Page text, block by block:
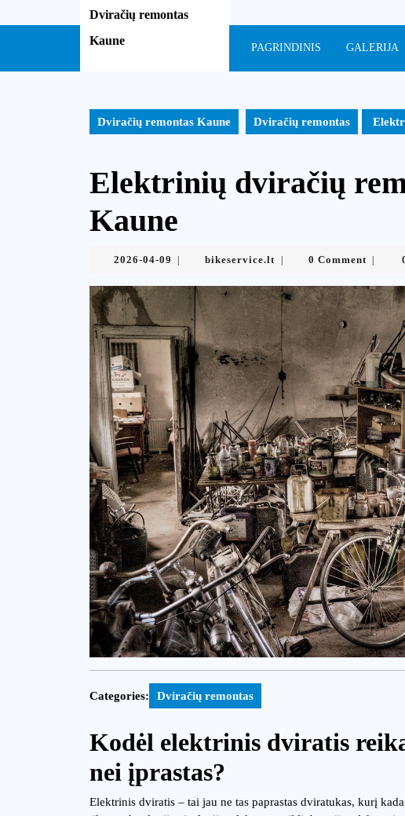
to
Dviračių remontas
Kaune
PAGRINDINIS GALERIJA
Dviračių remontas Kaune Dviračių remontas
Elektrinių dviračių
Kaune
2026-04-09 2026-
09
bikeservice.lt bikeservice.lt
0 Comment
Categories: Dviračių remontas
Kodėl elektrinis dviratis
nei įprastas?
Elektrinis dviratis – tai jau ne tas paprastas dviratukas, kurį